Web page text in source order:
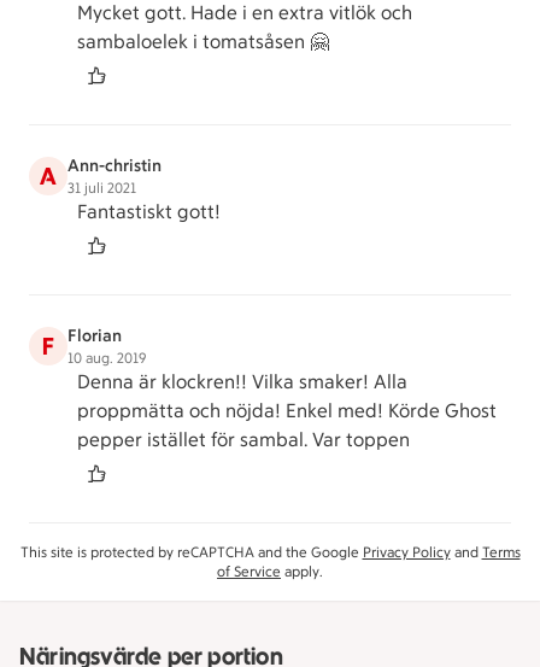
Mycket gott. Hade i en extra vitlök och
sambaloelek i tomatsåsen 🤗
A Ann-christin
31 juli 2021
Fantastiskt gott!
F Florian
10 aug. 2019
Denna är klockren!! Vilka smaker! Alla
proppmätta och nöjda! Enkel med! Körde Ghost
pepper istället för sambal. Var toppen
This site is protected by reCAPTCHA and the Google Privacy Policyand Terms
of Service apply.
Näringsvärde per portion